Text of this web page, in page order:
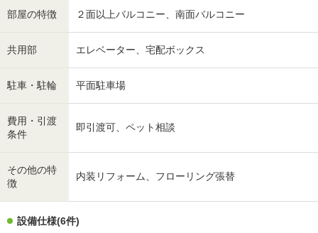
部屋の特徴 ２面以上バルコニー、南面バルコニー
共用部 エレベーター、宅配ボックス
駐車・駐輪 平面駐車場
費用・引渡
条件
即引渡可、ペット相談
その他の特
徴
内装リフォーム、フローリング張替
設備仕様(6件)